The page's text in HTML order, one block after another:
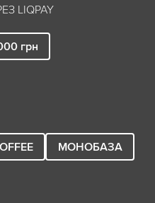
LIQPAY
грн
МОНОБАЗА